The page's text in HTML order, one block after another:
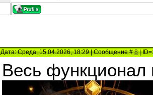
Дата: Среда, 15.04.2026, 18:29 | Сообщение #8|
Весь